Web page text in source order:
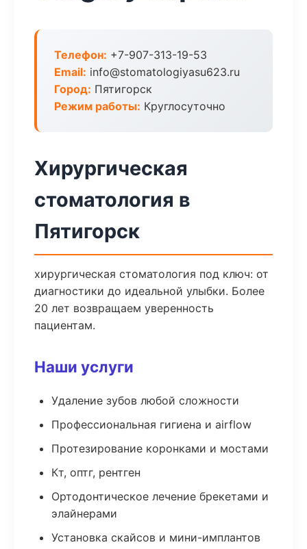
Телефон: +7-907-313-19-53
Email: info@stomatologiyasu623.ru
Город: Пятигорск
Режим работы: Круглосуточно
Хирургическая
стоматология в
Пятигорск
хирургическая стоматология под ключ: от
диагностики до идеальной улыбки. Более
20 лет возвращаем уверенность
пациентам.
Наши услуги
Удаление зубов любой сложности
Профессиональная гигиена и airflow
Протезирование коронками и мостами
Кт, оптг, рентген
Ортодонтическое лечение брекетами и
элайнерами
Установка скайсов и мини-имплантов